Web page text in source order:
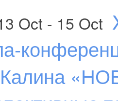
Oct - 15 Oct